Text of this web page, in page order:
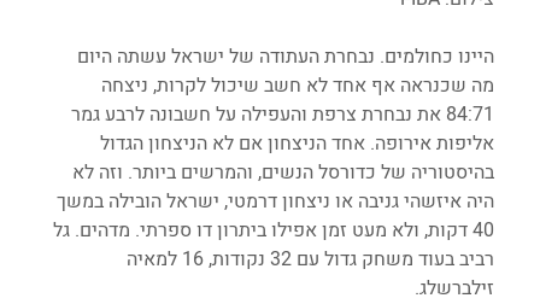
היינו כחולמים. נבחרת העתודה של ישראל עשתה היום
מה שכנראה אף אחד לא חשב שיכול לקרות, ניצחה
84:71 את נבחרת צרפת והעפילה על חשבונה לרבע גמר
אליפות אירופה. אחד הניצחון אם לא הניצחון הגדול
בהיסטוריה של כדורסל הנשים, והמרשים ביותר. וזה לא
היה איזשהי גניבה או ניצחון דרמטי, ישראל הובילה במשך
40 דקות, ולא מעט זמן אפילו ביתרון דו ספרתי. מדהים. גל
רביב בעוד משחק גדול עם 32 נקודות, 16 למאיה
זילברשלג.